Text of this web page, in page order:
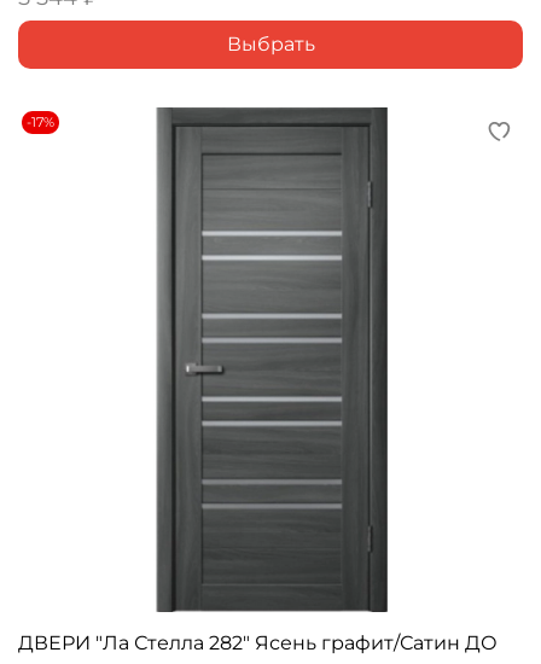
Выбрать
-17%
ДВЕРИ "Ла Стелла 282" Ясень графит/Сатин ДО